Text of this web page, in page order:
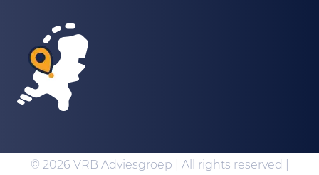
© 2026 VRB Adviesgroep | All rights reserved |